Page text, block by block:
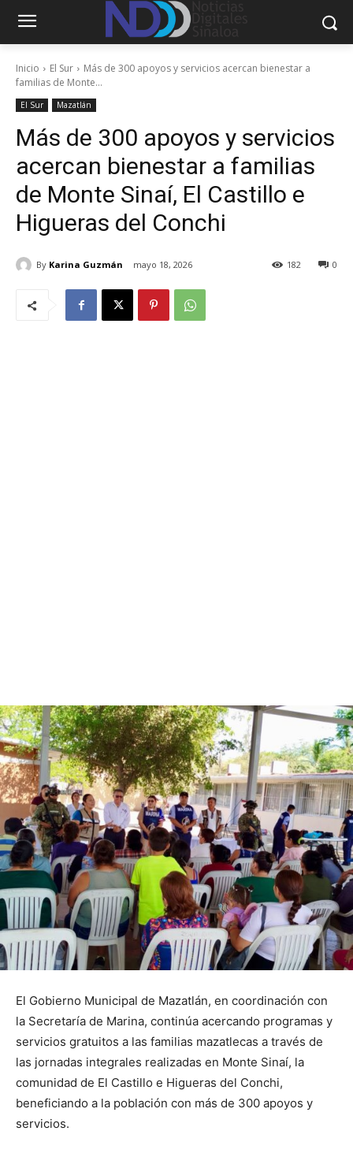
Inicio El Sur
Más de 300 apoyos y servicios acercan bienestar a
familias de Monte...
El Sur Mazatlán
Más de 300 apoyos y servicios
acercan bienestar a familias
de Monte Sinaí, El Castillo e
Higueras del Conchi
By Karina Guzmán mayo 18, 2026 0
182
El Gobierno Municipal de Mazatlán, en coordinación con
la Secretaría de Marina, continúa acercando programas y
servicios gratuitos a las familias mazatlecas a través de
las jornadas integrales realizadas en Monte Sinaí, la
comunidad de El Castillo e Higueras del Conchi,
beneficiando a la población con más de 300 apoyos y
servicios.